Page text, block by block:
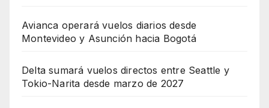
Avianca operará vuelos diarios desde
Montevideo y Asunción hacia Bogotá
Delta sumará vuelos directos entre Seattle y
Tokio-Narita desde marzo de 2027